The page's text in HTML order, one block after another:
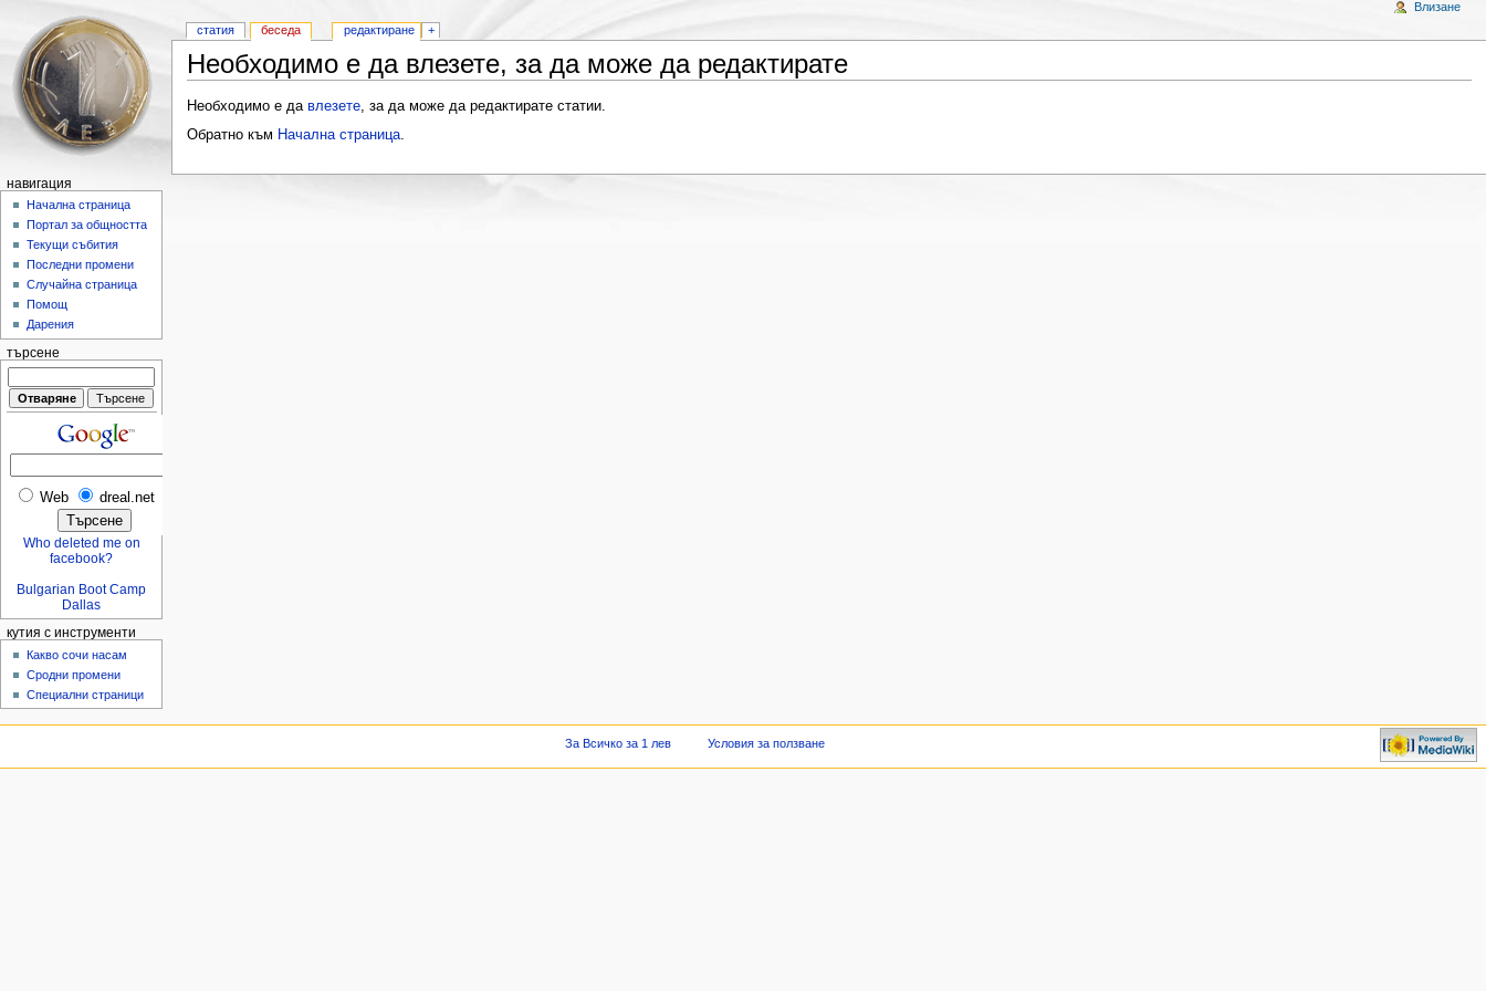
Необходимо е да влезете, за да може да редактирате
Необходимо е да влезете, за да може да редактирате статии.
Обратно към Начална страница.
статия беседа редактиране +
Влизане
навигация
Начална страница
Портал за общността
Текущи събития
Последни промени
Случайна страница
Помощ
Дарения
търсене
Web dreal.net
Who deleted me on
facebook?
Bulgarian Boot Camp
Dallas
кутия с инструменти
Какво сочи насам
Сродни промени
Специални страници
За Всичко за 1 лев Условия за ползване